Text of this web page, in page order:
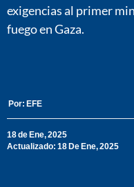
exigencias al primer
fuego en Gaza.
Por: EFE
18 de Ene, 2025
Actualizado: 18 De Ene, 2025